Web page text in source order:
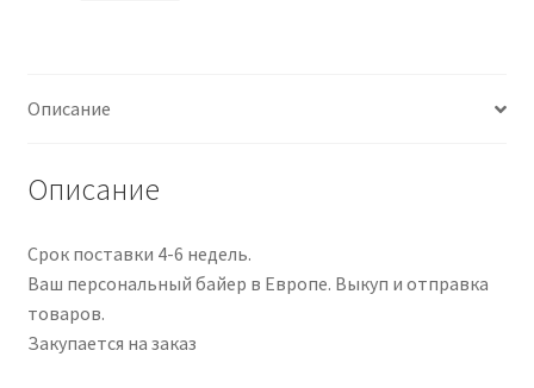
QNHR
1
Paar
Описание
Описание
Срок поставки 4-6 недель.
Ваш персональный байер в Европе. Выкуп и отправка
товаров.
Закупается на заказ